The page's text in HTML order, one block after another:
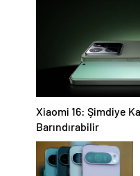
Xiaomi 16: Şimdiye
Barındırabilir